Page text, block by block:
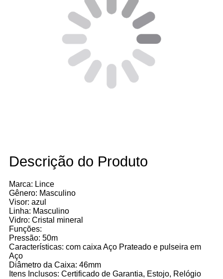
Descrição do Produto
Marca: Lince
Gênero: Masculino
Visor: azul
Linha: Masculino
Vidro: Cristal mineral
Funções:
Pressão: 50m
Características: com caixa Aço Prateado e pulseira em
Aço
Diâmetro da Caixa: 46mm
Itens Inclusos: Certificado de Garantia, Estojo, Relógio